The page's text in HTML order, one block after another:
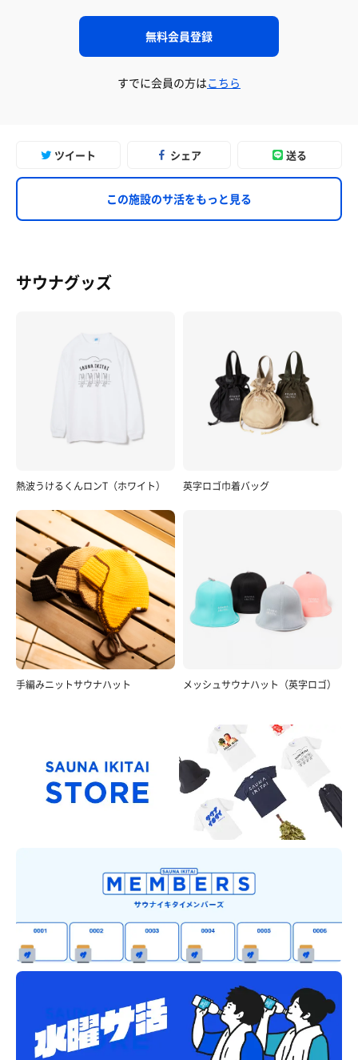
無料会員登録
すでに会員の方はこちら
ツイート シェア 送る
この施設のサ活をもっと見る
サウナグッズ
熱波うけるくんロンT（ホワイト） 英字ロゴ巾着バッグ
手編みニットサウナハット メッシュサウナハット（英字ロゴ）